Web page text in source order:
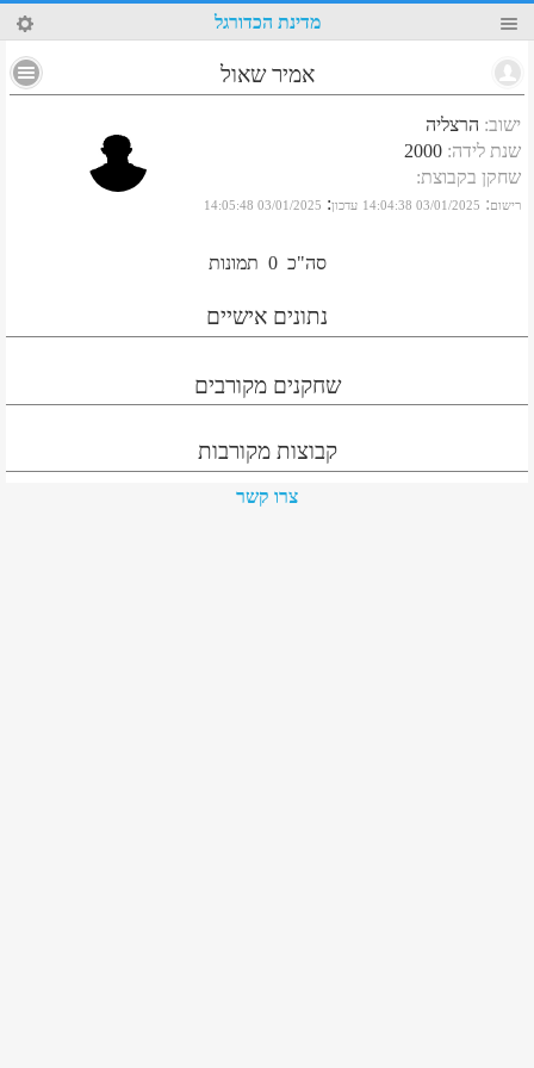
62 מדינת הכדורגל
אמיר שאול
ישוב: הרצליה
שנת לידה:
2000
שחקן בקבוצת:
רישום:
03/01/2025 14:04:38 עדכון:
03/01/2025 14:05:48
סה"כ 0 תמונות
נתונים אישיים
שחקנים מקורבים
קבוצות מקורבות
צרו קשר